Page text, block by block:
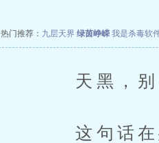
热门推荐： 九层天界 绿茵峥嵘 我是杀毒软
天黑，别
这句话在